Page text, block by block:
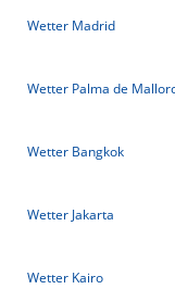
Wetter Madrid
Wetter Palma de
Wetter Bangkok
Wetter Jakarta
Wetter Kairo